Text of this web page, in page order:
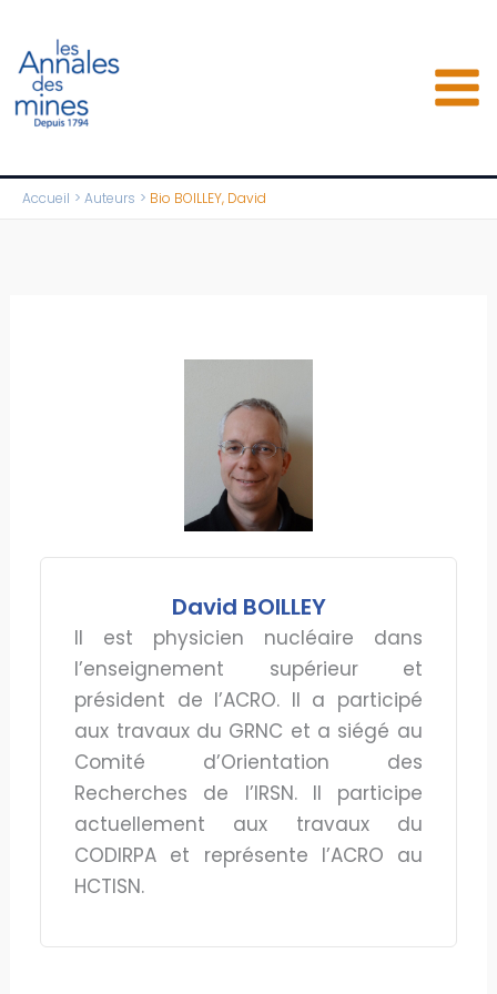
contenu
Accueil Auteurs Bio BOILLEY, David
David BOILLEY
Il est physicien nucléaire dans
l’enseignement supérieur et
président de l’ACRO. Il a participé
aux travaux du GRNC et a siégé au
Comité d’Orientation des
Recherches de l’IRSN. Il participe
actuellement aux travaux du
CODIRPA et représente l’ACRO au
HCTISN.